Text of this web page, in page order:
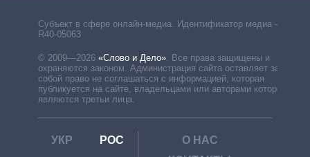
Субъект в сфере онлайн-медиа. Идентификатор медиа –
R40-05063
© 2009—2026 «Слово и Дело»
Все права защищены и
охраняются законом. Администрация сайта оставляет за
собой право не соглашаться с информацией, которая
публикуется на сайте, владельцами или авторами которой
являются третьи лица.
УКР РОС
О НАС